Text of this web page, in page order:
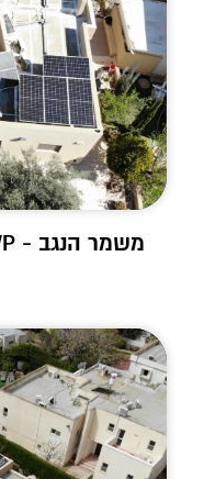
משמר הנגב - 15KWP